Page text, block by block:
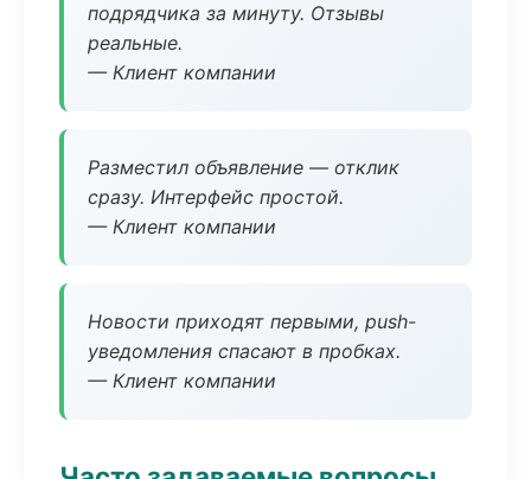
подрядчика за минуту. Отзывы
реальные.
— Клиент компании
Разместил объявление — отклик
сразу. Интерфейс простой.
— Клиент компании
Новости приходят первыми, push-
уведомления спасают в пробках.
— Клиент компании